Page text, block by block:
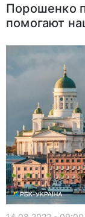
Порошенко
помогают